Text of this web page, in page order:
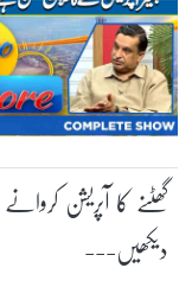
گھٹنے کا آپریشن
دیکھیں---